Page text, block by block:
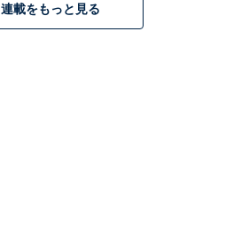
連載をもっと見る